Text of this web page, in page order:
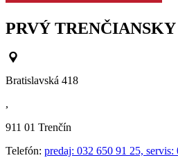
PRVÝ
Bratislavská 418
,
911 01 Trenčín
Telefón: predaj: 032 650 91 25, servis: